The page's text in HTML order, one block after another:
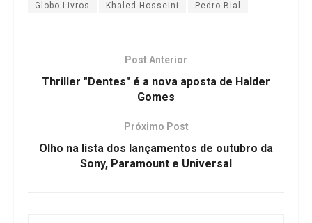
Globo Livros Khaled Hosseini Pedro Bial
Post Anterior
Thriller "Dentes" é a nova aposta de Halder
Gomes
Próximo Post
Olho na lista dos lançamentos de outubro da
Sony, Paramount e Universal